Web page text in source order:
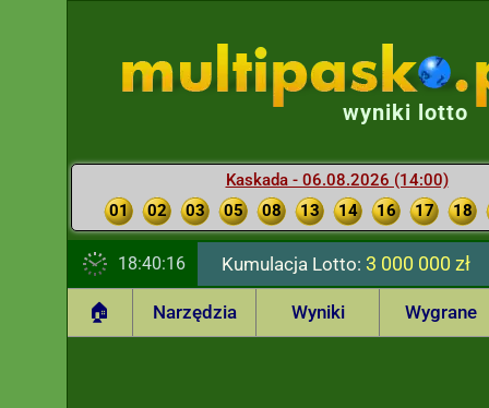
wyniki lotto
Kaskada - 06.08.2026 (14:00)
01
02 03 05 08 13 14 16 17 18
18:40:17 Kumulacja Lotto: 3 000 000 zł
🏠 Narzędzia Wyniki Wygrane